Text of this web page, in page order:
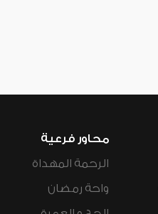
محاور فرعية
الرحمة المهداة
واحة رمضان